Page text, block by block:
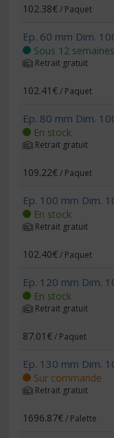
102.38€/ Paquet
Ep. 60 mm Dim.
Sous 12 semaines
Retrait gratuit
102.41€/ Paquet
Ep. 80 mm Dim.
En stock
Retrait gratuit
109.22€/ Paquet
Ep. 100 mm Dim.
En stock
Retrait gratuit
102.40€/ Paquet
Ep. 120 mm Dim.
En stock
Retrait gratuit
87.01€/ Paquet
Ep. 130 mm Dim.
Sur commande
Retrait gratuit
1696.87€/ Palette